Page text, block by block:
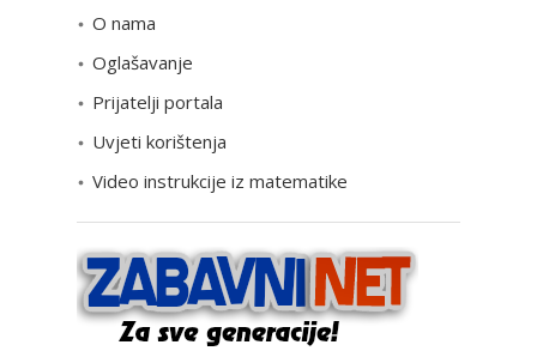
i
j
O nama
Oglašavanje
Prijatelji portala
Uvjeti korištenja
Video instrukcije iz matematike